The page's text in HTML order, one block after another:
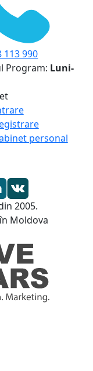
113 990
Program: Luni-
personal
2005.
Moldova